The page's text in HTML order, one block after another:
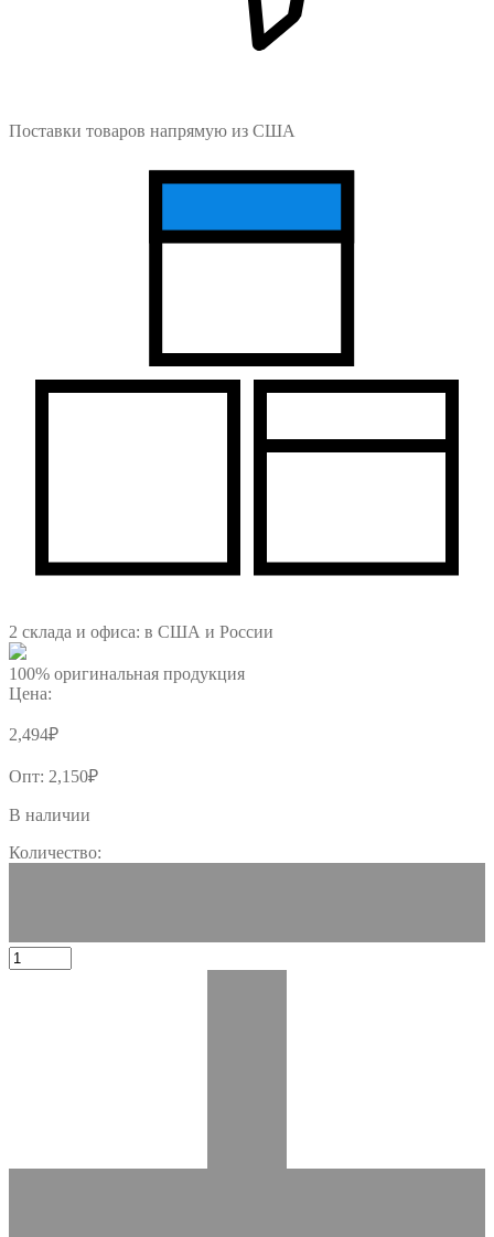
Поставки товаров напрямую из США
2 склада и офиса: в США и России
100% оригинальная продукция
Цена:
2,494₽
Опт: 2,150₽
В наличии
Количество: